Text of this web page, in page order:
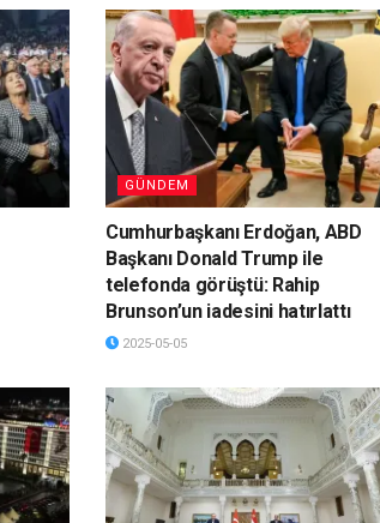
GÜNDEM
Cumhurbaşkanı Erdoğan, ABD
Başkanı Donald Trump ile
telefonda görüştü: Rahip
Brunson’un iadesini hatırlattı
2025-05-05